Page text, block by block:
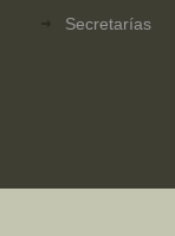
Secretarías